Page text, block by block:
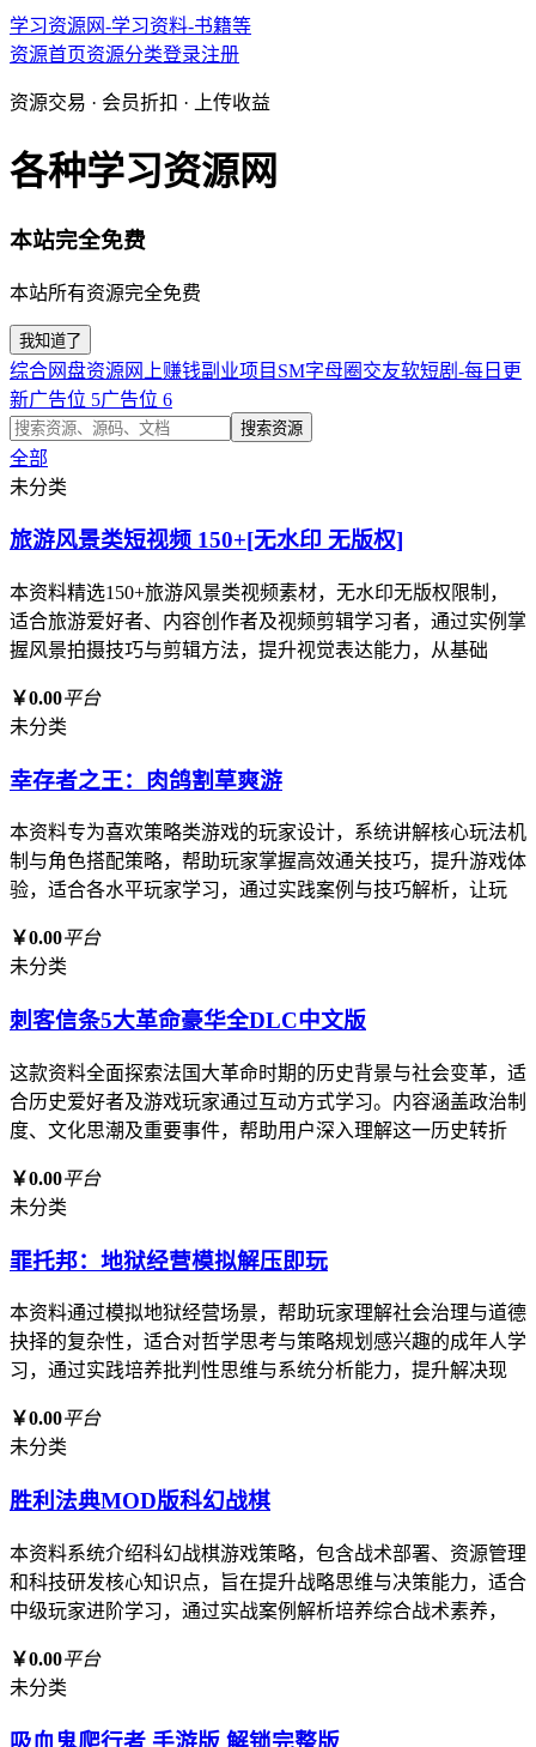
学习资源网-学习资料-书籍等
资源首页资源分类登录注册
资源交易 · 会员折扣 · 上传收益
各种学习资源网
本站完全免费
本站所有资源完全免费
我知道了
综合网盘资源 网上赚钱副业项目 SM字母圈交友软短剧-每日更
新广告位 5广告位 6
搜索资源
全部
未分类
旅游风景类短视频 150+[无水印 无版权]
本资料精选150+旅游风景类视频素材，无水印无版权限制，
适合旅游爱好者、内容创作者及视频剪辑学习者，通过实例掌
握风景拍摄技巧与剪辑方法，提升视觉表达能力，从基础
￥0.00平台
未分类
幸存者之王：肉鸽割草爽游
本资料专为喜欢策略类游戏的玩家设计，系统讲解核心玩法机
制与角色搭配策略，帮助玩家掌握高效通关技巧，提升游戏体
验，适合各水平玩家学习，通过实践案例与技巧解析，让玩
￥0.00平台
未分类
刺客信条5大革命豪华全DLC中文版
这款资料全面探索法国大革命时期的历史背景与社会变革，适
合历史爱好者及游戏玩家通过互动方式学习。内容涵盖政治制
度、文化思潮及重要事件，帮助用户深入理解这一历史转折
￥0.00平台
未分类
罪托邦：地狱经营模拟解压即玩
本资料通过模拟地狱经营场景，帮助玩家理解社会治理与道德
抉择的复杂性，适合对哲学思考与策略规划感兴趣的成年人学
习，通过实践培养批判性思维与系统分析能力，提升解决现
￥0.00平台
未分类
胜利法典MOD版科幻战棋
本资料系统介绍科幻战棋游戏策略，包含战术部署、资源管理
和科技研发核心知识点，旨在提升战略思维与决策能力，适合
中级玩家进阶学习，通过实战案例解析培养综合战术素养，
￥0.00平台
未分类
吸血鬼爬行者 手游版 解锁完整版